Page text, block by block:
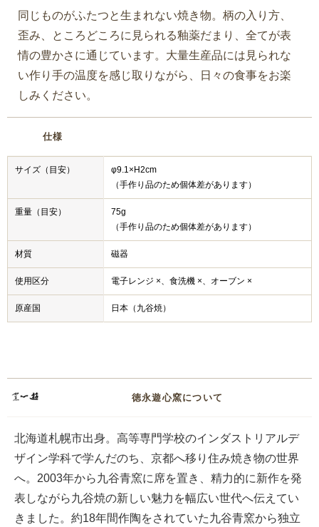
同じものがふたつと生まれない焼き物。柄の入り方、
歪み、ところどころに見られる釉薬だまり、全てが表
情の豊かさに通じています。大量生産品には見られな
い作り手の温度を感じ取りながら、日々の食事をお楽
しみください。
仕様
サイズ（目安）
φ9.1×H2cm
（手作り品のため個体差があります）
重量（目安）
75g
（手作り品のため個体差があります）
材質 磁器
使用区分 電子レンジ ×、食洗機 ×、オーブン ×
原産国 日本（九谷焼）
徳永遊心窯について
北海道札幌市出身。高等専門学校のインダストリアルデ
ザイン学科で学んだのち、京都へ移り住み焼き物の世界
へ。2003年から九谷青窯に席を置き、精力的に新作を発
表しながら九谷焼の新しい魅力を幅広い世代へ伝えてい
きました。約18年間作陶をされていた九谷青窯から独立